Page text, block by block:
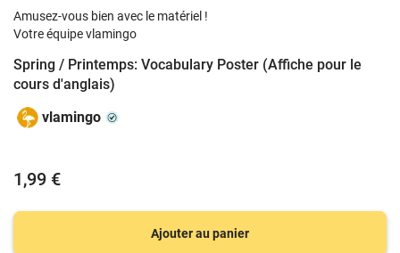
Amusez-vous bien avec le matériel !
Votre équipe vlamingo
Spring / Printemps: Vocabulary Poster (Affiche pour le
cours d'anglais)
vlamingo
1,99 €
Ajouter au panier